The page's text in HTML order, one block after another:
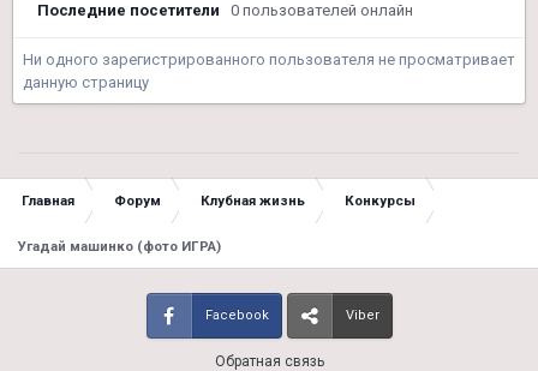
Последние посетители 0 пользователей онлайн
Ни одного зарегистрированного пользователя не просматривает
данную страницу
Главная Форум Клубная жизнь Конкурсы
Угадай машинко (фото ИГРА)
Обратная связь
Facebook Viber